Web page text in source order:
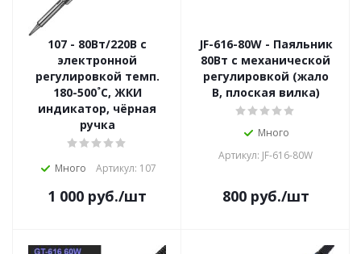
107 - 80Вт/220В с
электронной
регулировкой темп.
180-500˚С, ЖКИ
индикатор, чёрная
ручка
Много Артикул: 107
1 000 руб./шт
JF-616-80W - Паяльник
80Вт с механической
регулировкой (жало
В, плоская вилка)
Много
Артикул: JF-616-80W
800руб./шт